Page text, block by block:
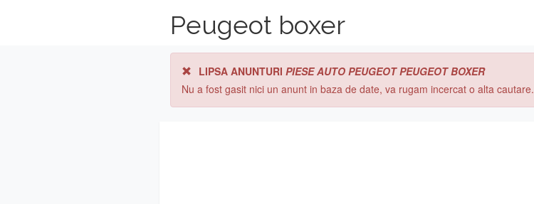
Peugeot boxer
LIPSA ANUNTURI PIESE AUTO PEUGEOT PEUGEOT BOXER
Nu a fost gasit nici un anunt in baza de date, va rugam incercat o alta cautare.